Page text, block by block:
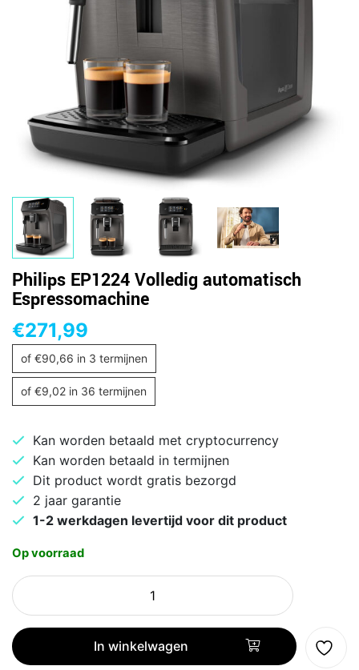
Philips EP1224 Volledig automatisch
Espressomachine
€271,99
of €90,66 in 3 termijnen
of €9,02 in 36 termijnen
Kan worden betaald met cryptocurrency
Kan worden betaald in termijnen
Dit product wordt gratis bezorgd
2 jaar garantie
1-2 werkdagen levertijd voor dit product
Op voorraad
Philips
EP1224
automatisch
Espressomachine
In winkelwagen